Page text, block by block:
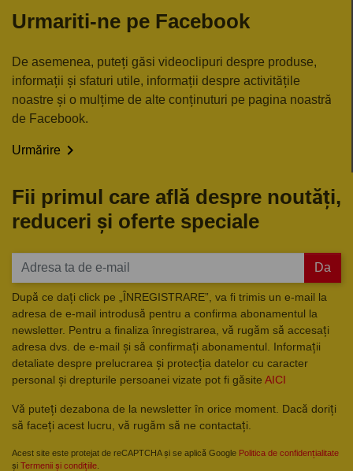
Urmariti-ne pe Facebook
De asemenea, puteți găsi videoclipuri despre produse,
informații și sfaturi utile, informații despre activitățile
noastre și o mulțime de alte conținuturi pe pagina noastră
de Facebook.
Urmărire 
Fii primul care află despre noutăți,
reduceri și oferte speciale
Da
După ce dați click pe „ÎNREGISTRARE”, va fi trimis un e-mail la
adresa de e-mail introdusă pentru a confirma abonamentul la
newsletter. Pentru a finaliza înregistrarea, vă rugăm să accesați
adresa dvs. de e-mail și să confirmați abonamentul. Informații
detaliate despre prelucrarea și protecția datelor cu caracter
personal și drepturile persoanei vizate pot fi găsite AICI
Vă puteți dezabona de la newsletter în orice moment. Dacă doriți
să faceți acest lucru, vă rugăm să ne contactați.
Acest site este protejat de reCAPTCHA și se aplică Google Politica de confidențialitate
și Termenii și condițiile